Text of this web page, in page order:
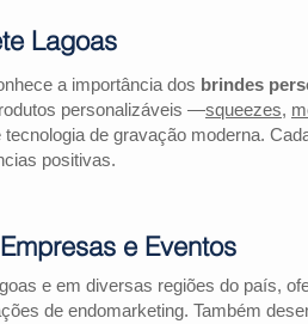
a importância dos brindes
personalizáveis —squeezes,
de gravação moderna.
positivas.
e em diversas regiões do país,
de endomarketing. Também
Lagoas
e Eventos